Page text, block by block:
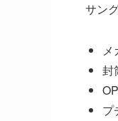
サン
メ
封
プ